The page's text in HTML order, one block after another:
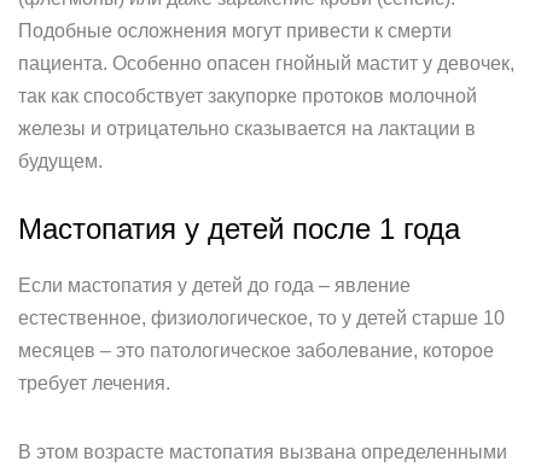
Подобные осложнения могут привести к смерти
пациента. Особенно опасен гнойный мастит у девочек,
так как способствует закупорке протоков молочной
железы и отрицательно сказывается на лактации в
будущем.
Мастопатия у детей после 1 года
Если мастопатия у детей до года – явление
естественное, физиологическое, то у детей старше 10
месяцев – это патологическое заболевание, которое
требует лечения.
В этом возрасте мастопатия вызвана определенными